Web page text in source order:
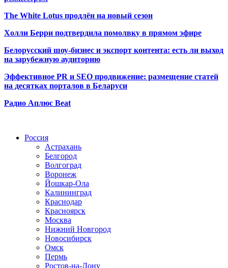
The White Lotus продлён на новый сезон
Холли Берри подтвердила помолвку в прямом эфире
Белорусский шоу-бизнес и экспорт контента: есть ли выход
на зарубежную аудиторию
Эффективное PR и SEO продвижение: размещение статей
на десятках порталов в Беларуси
Радио Аплюс Beat
Россия
Астрахань
Белгород
Волгоград
Воронеж
Йошкар-Ола
Калининград
Краснодар
Красноярск
Москва
Нижний Новгород
Новосибирск
Омск
Пермь
Ростов-на-Дону